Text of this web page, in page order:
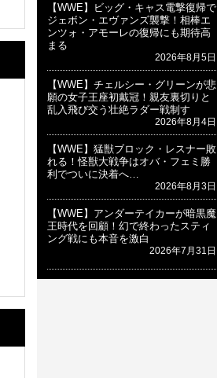
【WWE】ビッグ・キャス電撃復帰で
ジェボン・エヴァンズ襲撃！相棒エ
ンツォ・アモーレの復帰にも期待高
まる
2026年8月5日
【WWE】チェルシー・グリーンが悲
願の女子王座初戴冠！親友裏切りと
乱入飛び交う壮絶ラダー戦制す
2026年8月4日
【WWE】猛獣ブロック・レスナー敗
れる！怪獣大戦争はオバ・フェミ勝
利でついに決着へ…
2026年8月3日
【WWE】アンダーテイカーが暗黒魔
王時代を回顧！幻で終わったスティ
ング戦にも本音を激白
2026年7月31日